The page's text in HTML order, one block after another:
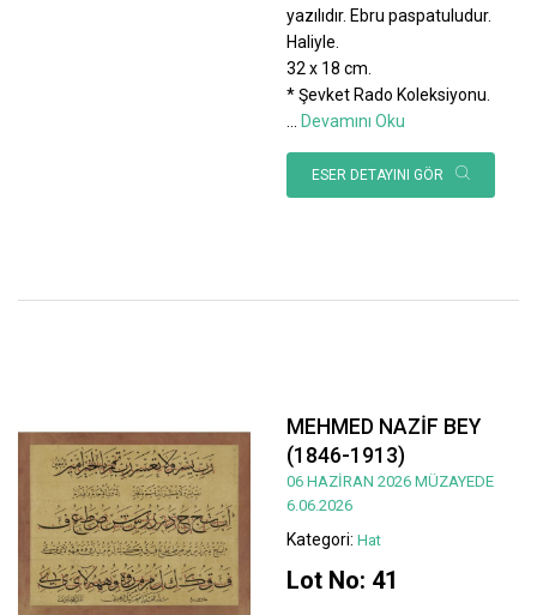
yazılıdır. Ebru paspatuludur.
Haliyle.
32 x 18 cm.
* Şevket Rado Koleksiyonu.
Devamını Oku
ESER DETAYINI GÖR
MEHMED NAZİF BEY
(1846-1913)
06 HAZİRAN 2026 MÜZAYEDE
6.06.2026
Kategori: Hat
Lot No: 41